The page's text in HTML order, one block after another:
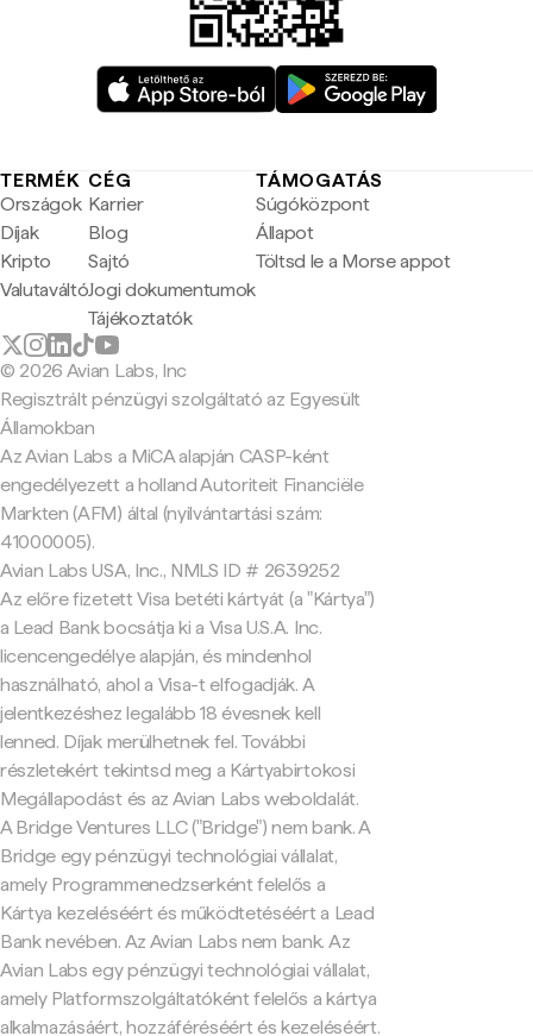
TERMÉK
Országok
Díjak
Kripto
Valutaváltó
CÉG
Karrier
Blog
Sajtó
Jogi dokumentumok
Tájékoztatók
TÁMOGATÁS
Súgóközpont
Állapot
Töltsd le a Morse appot
© 2026 Avian Labs, Inc
Regisztrált pénzügyi szolgáltató az Egyesült
Államokban
Az Avian Labs a MiCA alapján CASP-ként
engedélyezett a holland Autoriteit Financiële
Markten (AFM) által (nyilvántartási szám:
41000005).
Avian Labs USA, Inc., NMLS ID # 2639252
Az előre fizetett Visa betéti kártyát (a "Kártya")
a Lead Bank bocsátja ki a Visa U.S.A. Inc.
licencengedélye alapján, és mindenhol
használható, ahol a Visa-t elfogadják. A
jelentkezéshez legalább 18 évesnek kell
lenned. Díjak merülhetnek fel. További
részletekért tekintsd meg a Kártyabirtokosi
Megállapodást és az Avian Labs weboldalát.
A Bridge Ventures LLC ("Bridge") nem bank. A
Bridge egy pénzügyi technológiai vállalat,
amely Programmenedzserként felelős a
Kártya kezeléséért és működtetéséért a Lead
Bank nevében. Az Avian Labs nem bank. Az
Avian Labs egy pénzügyi technológiai vállalat,
amely Platformszolgáltatóként felelős a kártya
alkalmazásáért, hozzáféréséért és kezeléséért.